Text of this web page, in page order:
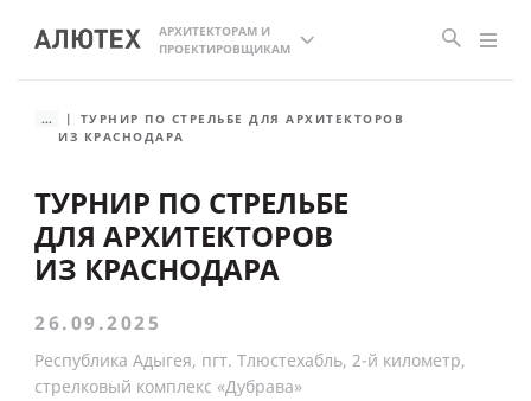
АРХИТЕКТОРАМ И
ПРОЕКТИРОВЩИКАМ
...
ТУРНИР ПО СТРЕЛЬБЕ ДЛЯ АРХИТЕКТОРОВ
ИЗ КРАСНОДАРА
ТУРНИР ПО СТРЕЛЬБЕ
ДЛЯ АРХИТЕКТОРОВ
ИЗ КРАСНОДАРА
26.09.2025
Республика Адыгея, пгт. Тлюстехабль, 2-й километр,
стрелковый комплекс «Дубрава»